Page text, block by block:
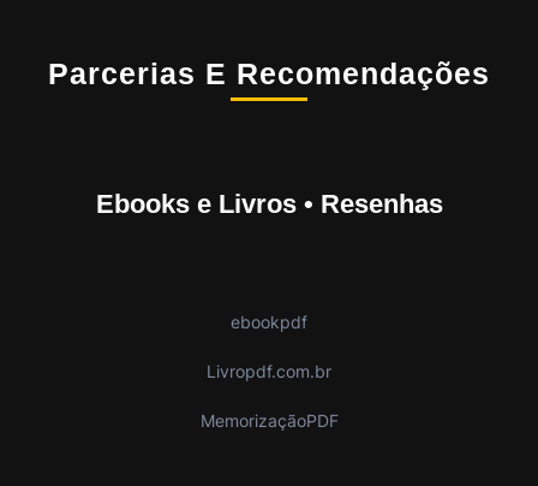
Parcerias E Recomendações
Ebooks e Livros • Resenhas
ebookpdf
Livropdf.com.br
MemorizaçãoPDF